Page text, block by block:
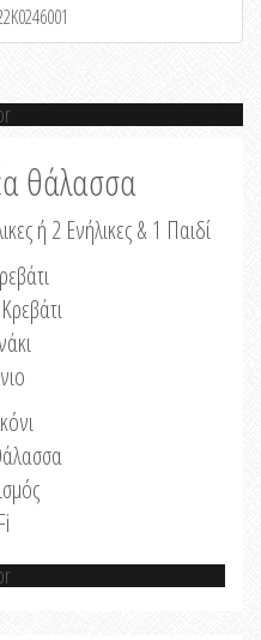
θάλασσα
ή 2 Ενήλικες & 1 Παιδί